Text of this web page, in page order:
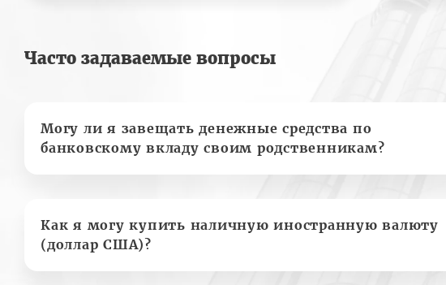
Часто задаваемые вопросы
Могу ли я завещать денежные средства по
банковскому вкладу своим родственникам?
Как я могу купить наличную иностранную валюту
(доллар США)?